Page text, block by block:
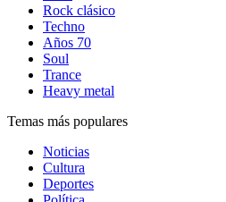
Rock clásico
Techno
Años 70
Soul
Trance
Heavy metal
Temas más populares
Noticias
Cultura
Deportes